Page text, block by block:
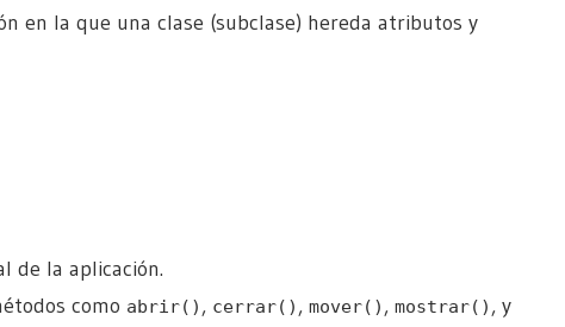
en la que una clase (subclase) hereda atributos y
de la aplicación.
como abrir() , cerrar() , mover() , mostrar() , y